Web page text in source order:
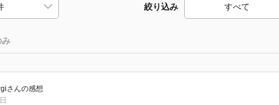
絞り込み
み
さんの感想